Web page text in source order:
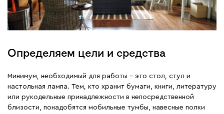
Определяем цели и средства
Минимум, необходимый для работы – это стол, стул и
настольная лампа. Тем, кто хранит бумаги, книги, литературу
или рукодельные принадлежности в непосредственной
близости, понадобятся мобильные тумбы, навесные полки